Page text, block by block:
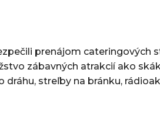
prenájom cateringových
zábavných atrakcií ako
dráhu, streľby na bránku,